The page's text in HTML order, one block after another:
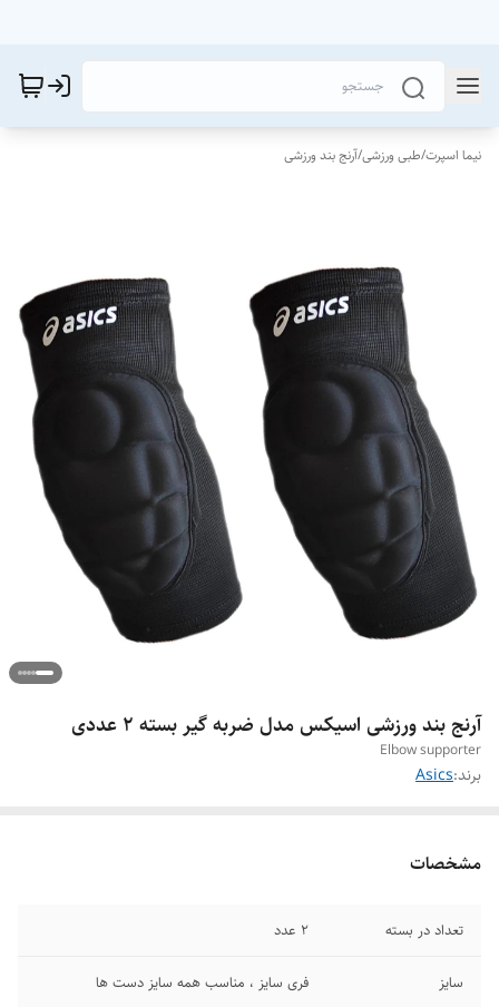
نیما اسپرت/طبی ورزشی/آرنج بند ورزشی
آرنج بند ورزشی اسیکس مدل ضربه گیر بسته ۲ عددی
Elbow supporter
برند:Asics
مشخصات
تعداد در بسته ۲ عدد
سایز فری سایز ، مناسب همه سایز دست ها